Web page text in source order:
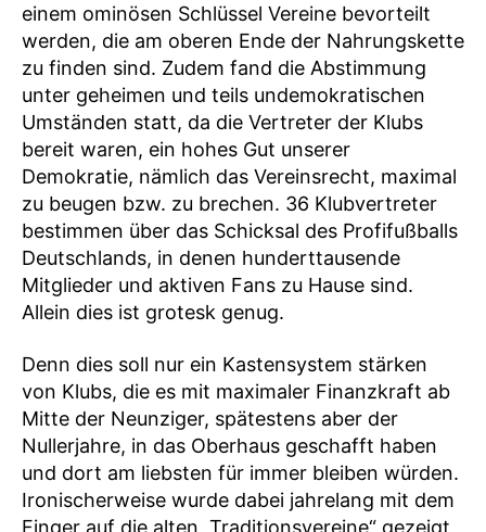
einem ominösen Schlüssel Vereine bevorteilt
werden, die am oberen Ende der Nahrungskette
zu finden sind. Zudem fand die Abstimmung
unter geheimen und teils undemokratischen
Umständen statt, da die Vertreter der Klubs
bereit waren, ein hohes Gut unserer
Demokratie, nämlich das Vereinsrecht, maximal
zu beugen bzw. zu brechen. 36 Klubvertreter
bestimmen über das Schicksal des Profifußballs
Deutschlands, in denen hunderttausende
Mitglieder und aktiven Fans zu Hause sind.
Allein dies ist grotesk genug.
Denn dies soll nur ein Kastensystem stärken
von Klubs, die es mit maximaler Finanzkraft ab
Mitte der Neunziger, spätestens aber der
Nullerjahre, in das Oberhaus geschafft haben
und dort am liebsten für immer bleiben würden.
Ironischerweise wurde dabei jahrelang mit dem
Finger auf die alten „Traditionsvereine“ gezeigt,